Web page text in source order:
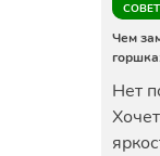
Чем
Нет